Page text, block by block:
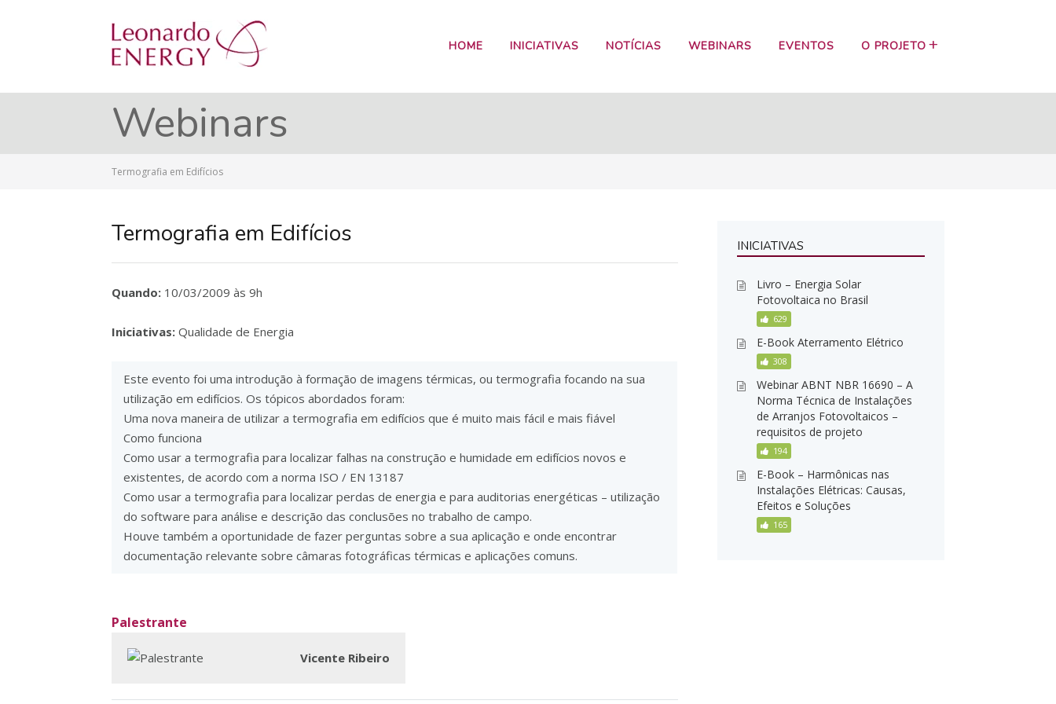
HOME INICIATIVAS NOTÍCIAS WEBINARS EVENTOS O PROJETO
Webinars
Termografia em Edifícios
Termografia em Edifícios
Quando: 10/03/2009 às 9h
Iniciativas: Qualidade de Energia
Este evento foi uma introdução à formação de imagens térmicas, ou termografia focando na sua
utilização em edifícios. Os tópicos abordados foram:
Uma nova maneira de utilizar a termografia em edifícios que é muito mais fácil e mais fiável
Como funciona
Como usar a termografia para localizar falhas na construção e humidade em edifícios novos e
existentes, de acordo com a norma ISO / EN 13187
Como usar a termografia para localizar perdas de energia e para auditorias energéticas – utilização
do software para análise e descrição das conclusões no trabalho de campo.
Houve também a oportunidade de fazer perguntas sobre a sua aplicação e onde encontrar
documentação relevante sobre câmaras fotográficas térmicas e aplicações comuns.
Palestrante
Vicente Ribeiro
INICIATIVAS
Livro – Energia Solar
Fotovoltaica no Brasil
629
E-Book Aterramento Elétrico
308
Webinar ABNT NBR 16690 – A
Norma Técnica de Instalações
de Arranjos Fotovoltaicos –
requisitos de projeto
194
E-Book – Harmônicas nas
Instalações Elétricas: Causas,
Efeitos e Soluções
165